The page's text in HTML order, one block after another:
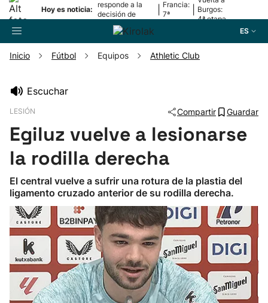
Hoy es noticia:
responde a la
decisión de
Oriamendi
Francia:
7ª
Burgos:
4ª etapa
ES
Pelota
Remo
Baloncesto
Ciclismo
Herri-kirolak
Inicio Fútbol Equipos Athletic Club
Escuchar
LESIÓN Compartir Guardar
Egiluz vuelve a lesionarse
la rodilla derecha
El central vuelve a sufrir una rotura de la plastia del
ligamento cruzado anterior de su rodilla derecha.